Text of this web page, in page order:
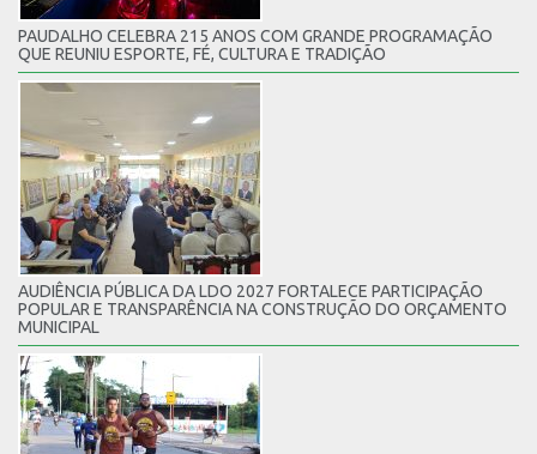
PAUDALHO CELEBRA 215 ANOS COM GRANDE PROGRAMAÇÃO
QUE REUNIU ESPORTE, FÉ, CULTURA E TRADIÇÃO
AUDIÊNCIA PÚBLICA DA LDO 2027 FORTALECE PARTICIPAÇÃO
POPULAR E TRANSPARÊNCIA NA CONSTRUÇÃO DO ORÇAMENTO
MUNICIPAL